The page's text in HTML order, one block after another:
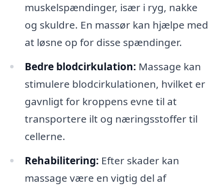
muskelspændinger, især i ryg, nakke
og skuldre. En massør kan hjælpe med
at løsne op for disse spændinger.
Bedre blodcirkulation: Massage kan
stimulere blodcirkulationen, hvilket er
gavnligt for kroppens evne til at
transportere ilt og næringsstoffer til
cellerne.
Rehabilitering: Efter skader kan
massage være en vigtig del af